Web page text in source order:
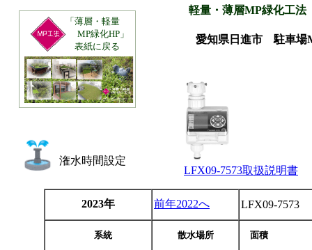
軽量・薄層MP緑化工
「薄層・軽量
MP緑化HP」
表紙に戻る
愛知県日進市 駐車場
2023年 前年2022へ LFX09-7573
系統 散水場所 面積
LFX09-7573取扱説明書
潅水時間設定